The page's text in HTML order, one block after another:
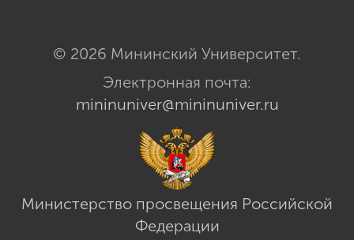
© 2026 Мининский Университет.
Электронная почта:
mininuniver@mininuniver.ru
Министерство просвещения Российской
Федерации